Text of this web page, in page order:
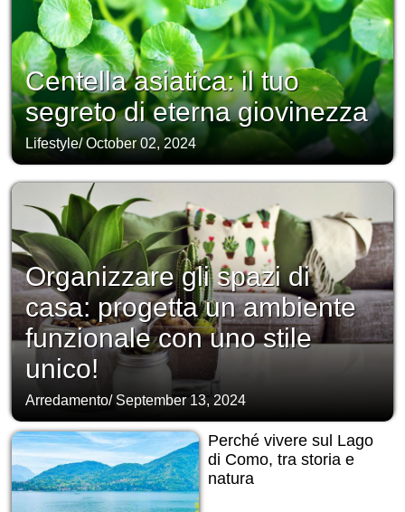
Centella asiatica: il tuo
segreto di eterna giovinezza
Lifestyle/October 02, 2024
Organizzare gli spazi di
casa: progetta un ambiente
funzionale con uno stile
unico!
Arredamento/ September 13, 2024
Perché vivere sul Lago
di Como, tra storia e
natura